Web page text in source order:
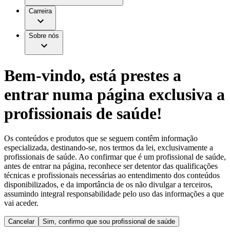
Aesculap Academy
Dental Care
Instrumentos Cirúrgicos e Sistemas de
Contentores Estéreis
Motores Cirúrgicos
Neurocirurgia
Nutrição Clínica
Prevenção e Controlo de Infeções
Retenção Urinária e Urologia
Suturas e Especialidades Cirúrgicas
Terapia da Dor
Terapias de Infusão
Terapia de Intervenção Vascular
Tratamento de Feridas
Patologias e Cuidados
Serviços
Cuidados Domiciliários
Trabalhar na B. Braun
Oportunidades de emprego
A nossa cultura
Vagas disponíveis
Descubra as tuas oportunidades de carreira na B. Braun.
trabalho interessantes.
Centro de Inovação
Responsabilidade
Sustentabilidade
Compliance
Acesso aos Cuidados de Saúde
Media
Contactos
Formulário de Contacto
Localizações
Empresa
Responsabilidade
Media
Carreira
Sobre nós
Bem-vindo, está prestes a
entrar numa página exclusiva a
profissionais de saúde!
Os conteúdos e produtos que se seguem contêm informação
especializada, destinando-se, nos termos da lei, exclusivamente a
profissionais de saúde. Ao confirmar que é um profissional de saúde,
antes de entrar na página, reconhece ser detentor das qualificações
técnicas e profissionais necessárias ao entendimento dos conteúdos
disponibilizados, e da importância de os não divulgar a terceiros,
assumindo integral responsabilidade pelo uso das informações a que
vai aceder.
Cancelar Sim, confirmo que sou profissional de saúde